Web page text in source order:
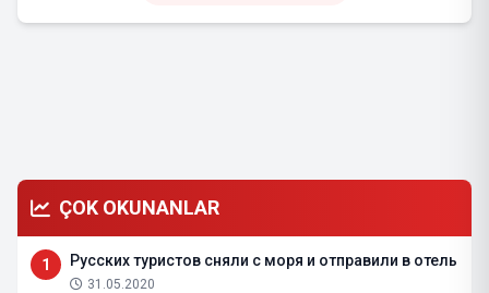
ÇOK OKUNANLAR
1 Русских туристов сняли с моря и отправили в отель
31.05.2020